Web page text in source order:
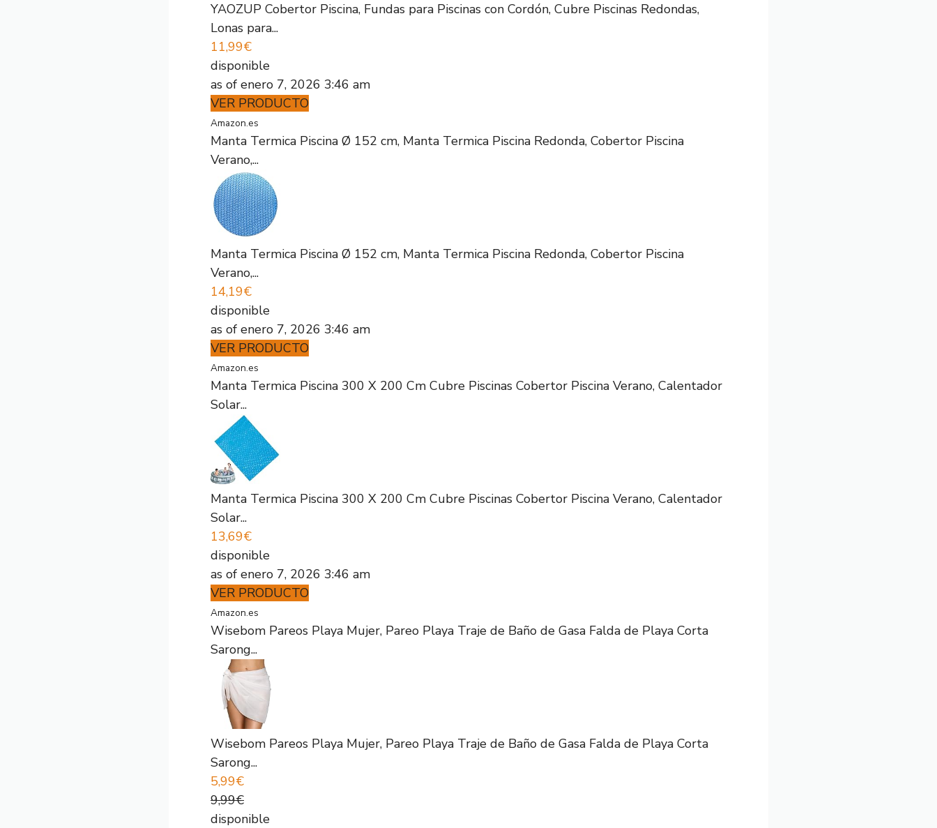
YAOZUP Cobertor Piscina, Fundas para Piscinas con Cordón, Cubre Piscinas Redondas,
Lonas para...
11,99€
disponible
as of enero 7, 2026 3:46 am
VER PRODUCTO
Amazon.es
Manta Termica Piscina Ø 152 cm, Manta Termica Piscina Redonda, Cobertor Piscina
Verano,...
Manta Termica Piscina Ø 152 cm, Manta Termica Piscina Redonda, Cobertor Piscina
Verano,...
14,19€
disponible
as of enero 7, 2026 3:46 am
VER PRODUCTO
Amazon.es
Manta Termica Piscina 300 X 200 Cm Cubre Piscinas Cobertor Piscina Verano, Calentador
Solar...
Manta Termica Piscina 300 X 200 Cm Cubre Piscinas Cobertor Piscina Verano, Calentador
Solar...
13,69€
disponible
as of enero 7, 2026 3:46 am
VER PRODUCTO
Amazon.es
Wisebom Pareos Playa Mujer, Pareo Playa Traje de Baño de Gasa Falda de Playa Corta
Sarong...
Wisebom Pareos Playa Mujer, Pareo Playa Traje de Baño de Gasa Falda de Playa Corta
Sarong...
5,99€
9,99€
disponible